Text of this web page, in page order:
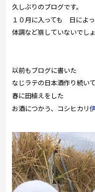
キッズ
Well-being
会社概要・ビジョン
お問い合わせ
久しぶりのブログです。
１０月に入っても 日によっ
体調など崩していないでし
以前もブログに書いた
なじラテの日本酒作り続いて
春に田植えをした
お酒につかう、コシヒカリ